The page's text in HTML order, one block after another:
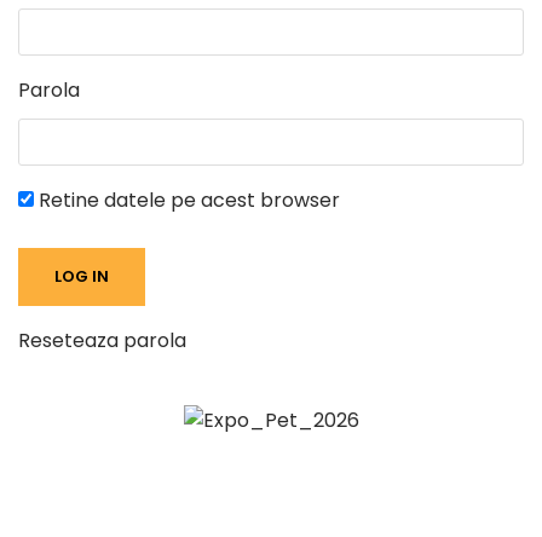
Parola
Retine datele pe acest browser
Reseteaza parola